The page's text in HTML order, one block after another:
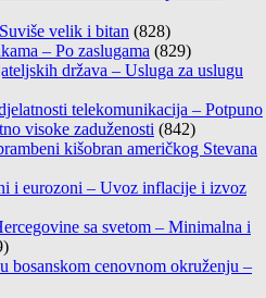
velik i bitan (828)
– Po zaslugama (829)
država – Usluga za uslugu
telekomunikacija – Potpuno
visoke zaduženosti (842)
kišobran američkog Stevana
i eurozoni – Uvoz inflacije i izvoz
sa svetom – Minimalna i
bosanskom cenovnom okruženju –